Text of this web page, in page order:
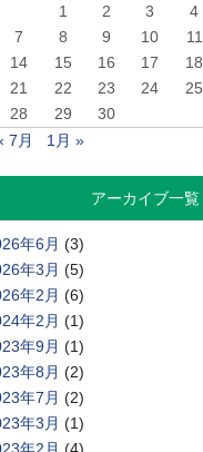
1
2 3 4
7
8 9 10 11
14
15 16 17 18
21
22 23 24 25
28
29
30
7月
1月 »
アーカイブ一覧
年6月 (3)
年3月 (5)
年2月 (6)
年2月 (1)
年9月 (1)
年8月 (2)
年7月 (2)
年3月 (1)
年2月 (4)